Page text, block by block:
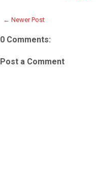
← Newer Post
0 Comments:
Post a Comment